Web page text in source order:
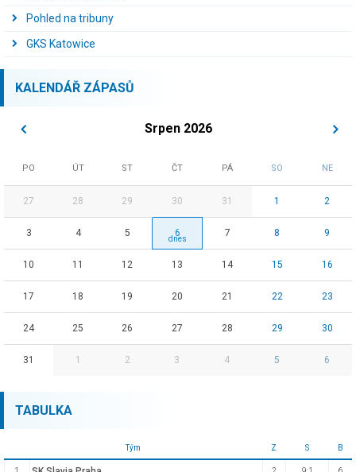
Pohled na tribuny
GKS Katowice
KALENDÁŘ ZÁPASŮ
Srpen 2026
PO ÚT ST ČT PÁ SO NE
27 28 29 30 31 1 2
3 4 5 6 7 8 9
10 11 12 13 14 15 16
17 18 19 20 21 22 23
24 25 26 27 28 29 30
31 1 2 3 4 5 6
TABULKA
Tým Z S B